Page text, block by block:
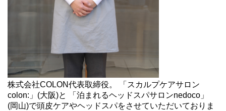
株式会社COLON代表取締役。 「スカルプケアサロン
colon:」(大阪)と 「泊まれるヘッドスパサロンnedoco」
(岡山)で頭皮ケアやヘッドスパをさせていただいておりま